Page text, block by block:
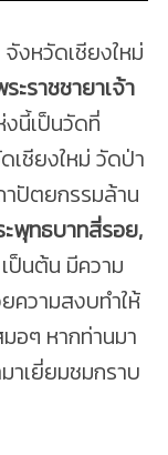
งหวัดเชียงใหม่
ะราชชายาเจ้า
นี้เป็นวัดที่
เชียงใหม่ วัดป่า
ปัตยกรรมล้าน
พุทธบาทสี่รอย,
ป็นต้น มีความ
ความสงบทำให้
อๆ หากท่านมา
าเยี่ยมชมกราบ